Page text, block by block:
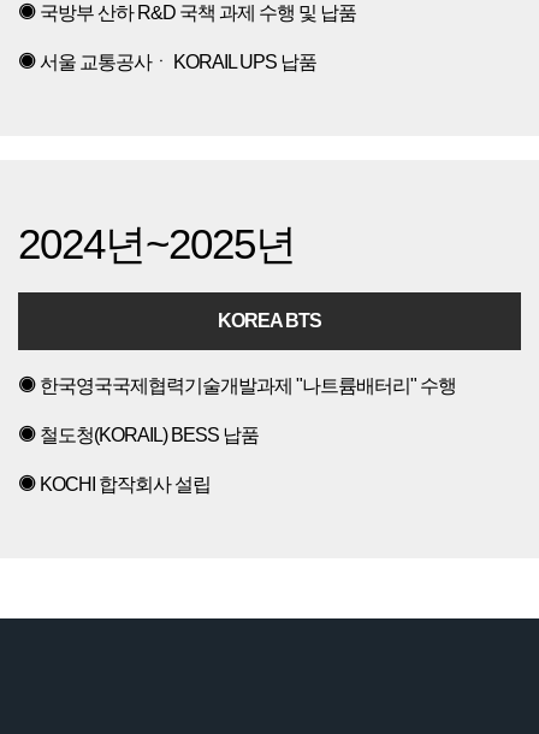
국방부 산하 R&D 국책 과제 수행 및 납품
서울 교통공사ㆍ KORAIL UPS 납품
2024년~2025년
KOREA BTS
한국영국국제협력기술개발과제 "나트륨배터리" 수행
철도청(KORAIL) BESS 납품
KOCHI 합작회사 설립